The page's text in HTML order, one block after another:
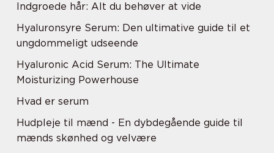
Indgroede hår: Alt du behøver at vide
Hyaluronsyre Serum: Den ultimative guide til et
ungdommeligt udseende
Hyaluronic Acid Serum: The Ultimate
Moisturizing Powerhouse
Hvad er serum
Hudpleje til mænd - En dybdegående guide til
mænds skønhed og velvære